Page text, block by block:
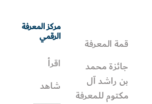
قمة المعرفة
جائزة محمد
بن راشد آل
مكتوم للمعرفة
مركز المعرفة
الرقمي
اقرأ
شاهد